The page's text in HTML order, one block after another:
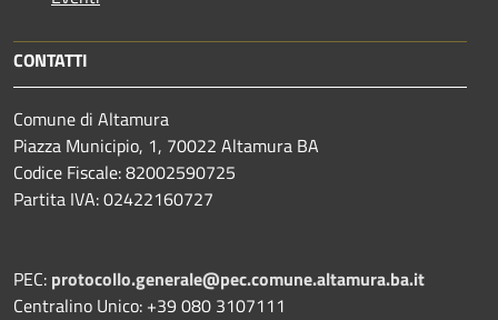
CONTATTI
Comune di Altamura
Piazza Municipio, 1, 70022 Altamura BA
Codice Fiscale: 82002590725
Partita IVA: 02422160727
PEC: protocollo.generale@pec.comune.altamura.ba.it
Centralino Unico: +39 080 3107111